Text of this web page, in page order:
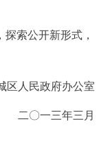
索公开新形式，
区人民政府办公室
二〇一三年三月